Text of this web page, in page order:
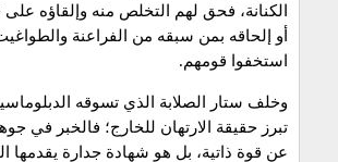
الكنانة، فحق لهم التخلص منه وإلقاؤه
أو إلحاقه بمن سبقه من الفراعنة
استخفوا قومهم.
وخلف ستار الصلابة الذي تسوقه
تبرز حقيقة الارتهان للخارج؛ فالخبر في
عن قوة ذاتية، بل هو شهادة جدارة يقدمها